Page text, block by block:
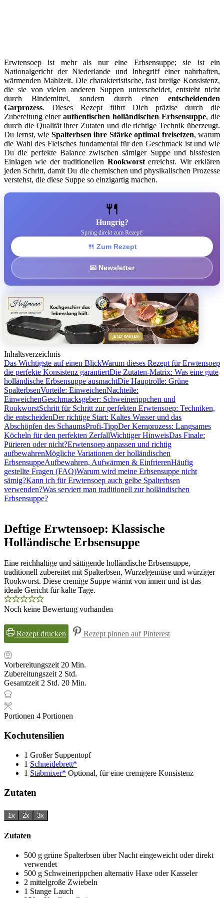
Erwtensoep ist mehr als nur eine Erbsensuppe; sie ist ein
Nationalgericht der Niederlande und Inbegriff einer nahrhaften,
wärmenden Mahlzeit. Die charakteristische, fast breiige Konsistenz,
die sie von vielen anderen Suppen unterscheidet, entsteht nicht
durch Bindemittel, sondern durch einen entscheidenden
Garprozess. Dieses Rezept führt Dich präzise durch die
Zubereitung einer authentischen holländischen Erbsensuppe, die
durch die Qualität ihrer Zutaten und die richtige Technik überzeugt.
Du lernst, wie Spalterbsen ihre Stärke optimal freisetzen, warum
die Wahl des Fleisches fundamental für den Geschmack ist und wie
Du die perfekte Balance zwischen sämiger Suppe und bissfesten
Einlagen wie der traditionellen Rookworsterreichst. Wir erklären
jeden Schritt, damit Du die chemischen und physikalischen Prozesse
verstehst, die diese Suppe so einzigartig machen.
🍴
Hungrig?
Spring direkt zum Rezept!
🍴 Zum Rezept
📧 Newsletter
Inhaltsverzeichnis
Das Wichtigste auf einen BlickWarum dieses Rezept für Erwtensoep
die perfekte Konsistenz garantiertDie Zutaten-Matrix: Was eine gute
holländische Erbsensuppe ausmachtDie Hauptrolle: Grüne
SpalterbsenVorteile: EinweichenNachteile:
EinweichenGeschmacksgeber: Schweinerippchen und
RookworstSchritt für Schritt zur perfekten Erwtensoep: Techniken,
die entscheidenDer richtige Start: Kaltes Wasser und das
Abschöpfen des SchaumsProfi-TippDer Kernprozess: Langsames
Köcheln für den perfekten ZerfallWichtiger HinweisDas Finale:
Pürieren oder nicht?Erwtensoep anpassen und richtig
aufbewahrenMögliche Variationen der holländischen
ErbsensuppeAufbewahren, Aufwärmen & EinfrierenHäufig
gestellte Fragen (FAQ)Warum wird meine Erbsensuppe nicht
sämig?Kann ich für Erwtensoep auch gelbe Spalterbsen
verwenden?Was serviert man traditionell zur holländischen
Erbsensuppe?
Deftige Erwtensoep: Klassische
Holländische Erbsensuppe
Eine reichhaltige und sättigende holländische Erbsensuppe,
traditionell zubereitet mit Spalterbsen, Wurzelgemüse und würziger
Rookworst. Diese cremige Suppe wärmt von innen und ist das
ideale Gericht für kalte Tage.
Noch keine Bewertung vorhanden
Rezept drucken Rezept pinnen auf Pinterest
Vorbereitungszeit20Minuten
Min.
Zubereitungszeit2 Stunden
Std.
Gesamtzeit2 Stunden
Std. 20Minuten
Min.
Portionen 4 Portionen
Kochutensilien
1 Großer Suppentopf
1 Schneidebrett*
1 Stabmixer* Optional, für eine cremigere Konsistenz
Zutaten
1x 2x 3x
Zutaten
500 g grüne Spalterbsen über Nacht eingeweicht oder direkt
verwendet
500 g Schweinerippchen alternativ Haxe oder Kasseler
2 mittelgroße Zwiebeln
1 Stange Lauch